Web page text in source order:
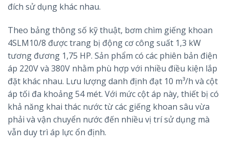
đích sử dụng khác nhau.
Theo bảng thông số kỹ thuật, bơm chìm giếng khoan
4SLM10/8 được trang bị động cơ công suất 1,3 kW
tương đương 1,75 HP. Sản phẩm có các phiên bản điện
áp 220V và 380V nhằm phù hợp với nhiều điều kiện lắp
đặt khác nhau. Lưu lượng danh định đạt 10 m³/h và cột
áp tối đa khoảng 54 mét. Với mức cột áp này, thiết bị có
khả năng khai thác nước từ các giếng khoan sâu vừa
phải và vận chuyển nước đến nhiều vị trí sử dụng mà
vẫn duy trì áp lực ổn định.